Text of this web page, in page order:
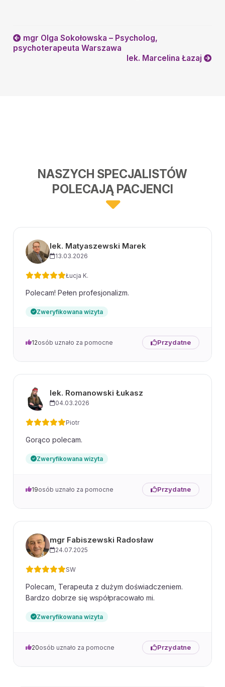
mgr Olga Sokołowska – Psycholog,
psychoterapeuta Warszawa
lek. Marcelina Łazaj
NASZYCH SPECJALISTÓW
POLECAJĄ PACJENCI
lek. Matyaszewski Marek
13.03.2026
Łucja K.
Polecam! Pełen profesjonalizm.
Zweryfikowana wizyta
12osób uznało za pomocne Przydatne
lek. Romanowski Łukasz
04.03.2026
Piotr
Gorąco polecam.
Zweryfikowana wizyta
19osób uznało za pomocne Przydatne
mgr Fabiszewski Radosław
24.07.2025
SW
Polecam, Terapeuta z dużym doświadczeniem.
Bardzo dobrze się współpracowało mi.
Zweryfikowana wizyta
20osób uznało za pomocne Przydatne